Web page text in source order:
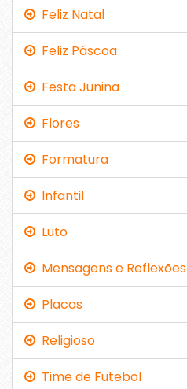
Feliz Natal
Feliz Páscoa
Festa Junina
Flores
Formatura
Infantil
Luto
Mensagens e Reflexões
Placas
Religioso
Time de Futebol